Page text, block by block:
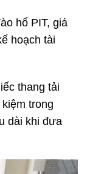
hố PIT, giá
hoạch tài
thang tải
trong
dài khi đưa